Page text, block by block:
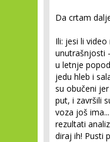
Da crtam
Ili: jesi li
unutrašnjosti
u letnje
jedu hleb i
su obučeni
put, i završili
voza još
rezultati
diraj ih! Pusti